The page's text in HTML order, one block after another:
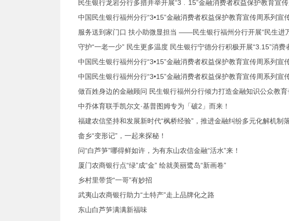
民生银行龙岩分行多措并举开展“3﹒15”金融消费者权益保护教育宣
中国民生银行福州分行“3•15”金融消费者权益保护教育宣传周系列宣
服务送到家门口 扶小助微显担当 ——民生银行福州分行开展“民生进
守护“一老一少” 民生更多温度 民生银行宁德分行积极开展“3.15”消
中国民生银行福州分行“3•15”金融消费者权益保护教育宣传周系列宣
中国民生银行福州分行“3•15”金融消费者权益保护教育宣传周系列宣
做百姓身边的金融顾问 民生银行福州分行倾力打造金融知识公众教育
中乔体育联手凯尔文·基普图姆专为「破2」而来！
福建农信坚持和发展新时代“枫桥经验”，推进金融纠纷多元化解机制
畲乡“变形记”，一起来探秘！
问“白芦笋”哪得鲜如许，为有东山农信金融“活水”来！
厦门农商银行点“绿”成“金” 绘就美丽鹭岛“新画卷”
乡村里带货“一哥”有妙招
武夷山农商银行助力“土特产”走上品牌化之路
东山白芦笋满满新福味